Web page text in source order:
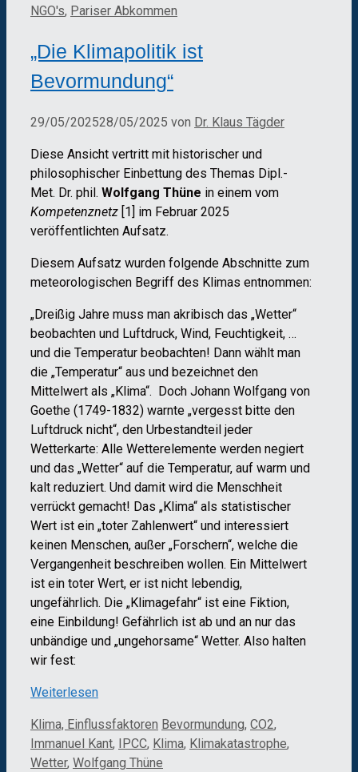
NGO's, Pariser Abkommen
„Die Klimapolitik ist
Bevormundung“
29/05/202528/05/2025 von Dr. Klaus Tägder
Diese Ansicht vertritt mit historischer und
philosophischer Einbettung des Themas Dipl.-
Met. Dr. phil. Wolfgang Thüne in einem vom
Kompetenznetz [1] im Februar 2025
veröffentlichten Aufsatz.
Diesem Aufsatz wurden folgende Abschnitte zum
meteorologischen Begriff des Klimas entnommen:
„Dreißig Jahre muss man akribisch das „Wetter“
beobachten und Luftdruck, Wind, Feuchtigkeit, …
und die Temperatur beobachten! Dann wählt man
die „Temperatur“ aus und bezeichnet den
Mittelwert als „Klima“. Doch Johann Wolfgang von
Goethe (1749-1832) warnte „vergesst bitte den
Luftdruck nicht“, den Urbestandteil jeder
Wetterkarte: Alle Wetterelemente werden negiert
und das „Wetter“ auf die Temperatur, auf warm und
kalt reduziert. Und damit wird die Menschheit
verrückt gemacht! Das „Klima“ als statistischer
Wert ist ein „toter Zahlenwert“ und interessiert
keinen Menschen, außer „Forschern“, welche die
Vergangenheit beschreiben wollen. Ein Mittelwert
ist ein toter Wert, er ist nicht lebendig,
ungefährlich. Die „Klimagefahr“ ist eine Fiktion,
eine Einbildung! Gefährlich ist ab und an nur das
unbändige und „ungehorsame“ Wetter. Also halten
wir fest:
Weiterlesen
Kategorien
Klima, Einflussfaktoren Schlagwörter
Bevormundung, CO2,
Immanuel Kant, IPCC, Klima, Klimakatastrophe,
Wetter, Wolfgang Thüne